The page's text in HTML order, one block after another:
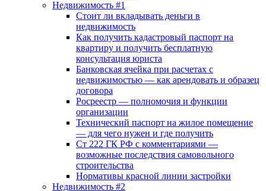
Недвижимость #1
Стоит ли вкладывать деньги в
недвижимость
Как получить кадастровый паспорт на
квартиру и получить бесплатную
консультация юриста
Банковская ячейка при расчетах с
недвижимостью — как арендовать и образец
договора
Росреестр — полномочия и функции
организации
Технический паспорт на жилое помещение
— для чего нужен и где получить
Ст 222 ГК РФ с комментариями —
возможные последствия самовольного
строительства
Нормативы красной линии застройки
Недвижимость #2